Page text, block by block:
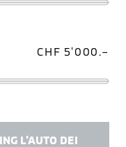
CHF 5'000.–
L'AUTO DEI